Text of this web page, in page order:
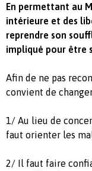
En permettant au
intérieure et des
reprendre son
impliqué pour être
Afin de ne pas
convient de
1/ Au lieu de
faut orienter les
2/ Il faut faire